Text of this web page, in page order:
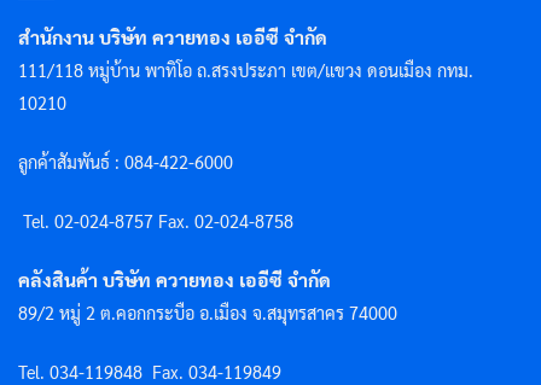
สำนักงาน บริษัท ควายทอง เออีซี จำกัด
111/118 หมู่บ้าน พาทิโอ ถ.สรงประภา เขต/แขวง ดอนเมือง กทม.
10210
ลูกค้าสัมพันธ์ : 084-422-6000
Tel. 02-024-8757 Fax. 02-024-8758
คลังสินค้า บริษัท ควายทอง เออีซี จำกัด
89/2 หมู่ 2 ต.คอกกระบือ อ.เมือง จ.สมุทรสาคร 74000
Tel. 034-119848 Fax. 034-119849